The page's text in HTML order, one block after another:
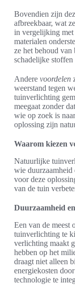
Bovendien zijn
afbreekbaar, wat
in vergelijking met
materialen
ze het behoud
schadelijke
Andere voordelen
weerstand tegen
tuinverlichting
meegaat zonder
wie op zoek is
oplossing zijn
Waarom kiezen
Natuurlijke
wie duurzaamheid
voor deze
van de tuin
Duurzaamheid
Een van de meest
tuinverlichting te
verlichting maakt
hebben op het
draagt niet alleen
energiekosten
technologie te